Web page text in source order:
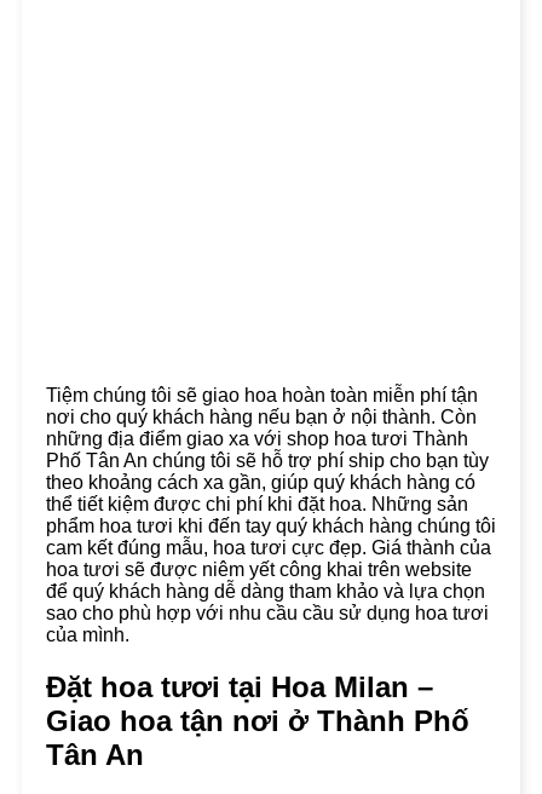
Tiệm chúng tôi sẽ giao hoa hoàn toàn miễn phí tận
nơi cho quý khách hàng nếu bạn ở nội thành. Còn
những địa điểm giao xa với shop hoa tươi Thành
Phố Tân An chúng tôi sẽ hỗ trợ phí ship cho bạn tùy
theo khoảng cách xa gần, giúp quý khách hàng có
thể tiết kiệm được chi phí khi đặt hoa. Những sản
phẩm hoa tươi khi đến tay quý khách hàng chúng tôi
cam kết đúng mẫu, hoa tươi cực đẹp. Giá thành của
hoa tươi sẽ được niêm yết công khai trên website
để quý khách hàng dễ dàng tham khảo và lựa chọn
sao cho phù hợp với nhu cầu cầu sử dụng hoa tươi
của mình.
Đặt hoa tươi tại Hoa Milan –
Giao hoa tận nơi ở Thành Phố
Tân An